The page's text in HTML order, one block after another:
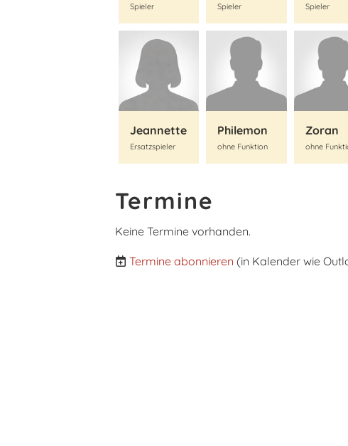
Spieler Spieler Spieler
Jeannette
Ersatzspieler
Philemon
ohne Funktion
Zoran
ohne
Termine
Keine Termine vorhanden.
Termine abonnieren (in Kalender wie